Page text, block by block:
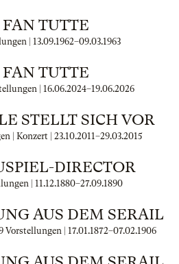
FAN TUTTE
| 13.09.1962–09.03.1963
FAN TUTTE
| 16.06.2024–19.06.2026
STELLT SICH VOR
| Konzert | 23.10.2011–29.03.2015
DIRECTOR
| 11.12.1880–27.09.1890
AUS DEM SERAIL
Vorstellungen | 17.01.1872–07.02.1906